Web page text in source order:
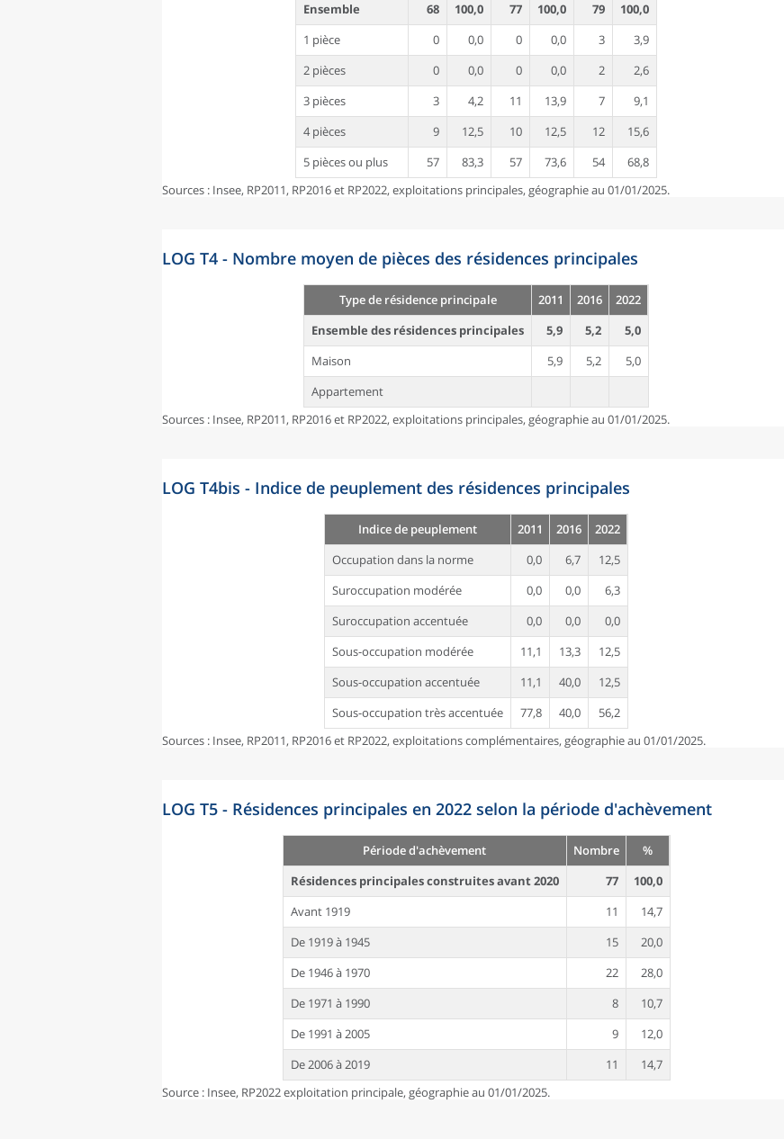
Ensemble
68 100,0 77 100,0 79
100,0
1 pièce
0 0,0 0 0,0 3
3,9
2 pièces
0 0,0 0 0,0 2
2,6
3 pièces
3 4,2 11 13,9 7
9,1
4 pièces
9 12,5 10 12,5 12
15,6
5 pièces ou plus
57 83,3 57 73,6 54
68,8
Sources : Insee, RP2011, RP2016 et RP2022, exploitations principales, géographie au 01/01/2025.
LOG T4 - Nombre moyen de pièces des résidences principales
Type de résidence principale 2011 2016
2022
Ensemble des résidences principales
5,9 5,2
5,0
Maison
5,9 5,2
5,0
Appartement
Sources : Insee, RP2011, RP2016 et RP2022, exploitations principales, géographie au 01/01/2025.
LOG T4bis - Indice de peuplement des résidences principales
Indice de peuplement 2011 2016
2022
Occupation dans la norme
0,0 6,7
12,5
Suroccupation modérée
0,0 0,0
6,3
Suroccupation accentuée
0,0 0,0
0,0
Sous-occupation modérée
11,1 13,3
12,5
Sous-occupation accentuée
11,1 40,0
12,5
Sous-occupation très accentuée
77,8 40,0
56,2
Sources : Insee, RP2011, RP2016 et RP2022, exploitations complémentaires, géographie au 01/01/2025.
LOG T5 - Résidences principales en 2022 selon la période d'achèvement
Période d'achèvement Nombre
%
Résidences principales construites avant 2020
77
100,0
Avant 1919
11
14,7
De 1919 à 1945
15
20,0
De 1946 à 1970
22
28,0
De 1971 à 1990
8
10,7
De 1991 à 2005
9
12,0
De 2006 à 2019
11
14,7
Source : Insee, RP2022 exploitation principale, géographie au 01/01/2025.